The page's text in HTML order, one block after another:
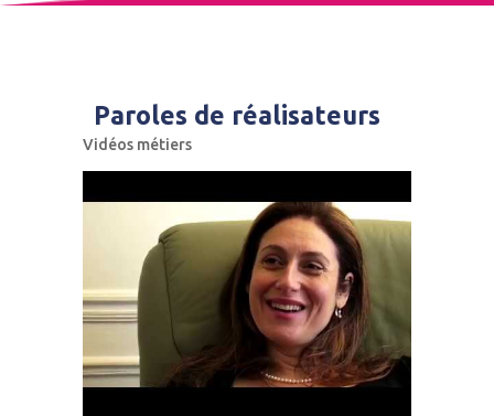
Paroles de réalisateurs
Vidéos métiers